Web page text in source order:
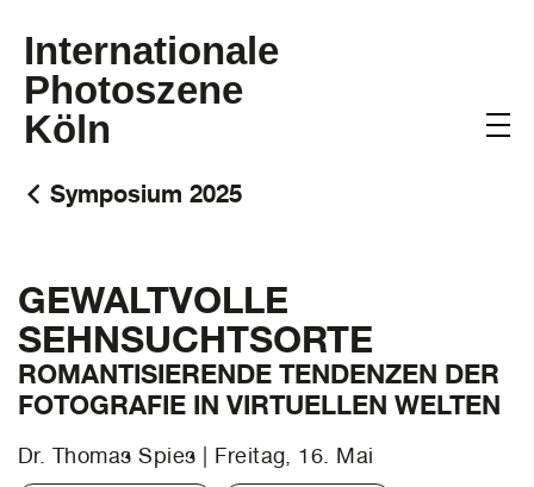
Internationale
Photoszene
Köln
Symposium 2025
GEWALTVOLLE
SEHNSUCHTSORTE
ROMANTISIERENDE TENDENZEN DER
FOTOGRAFIE IN VIRTUELLEN WELTEN
Dr. Thomas Spies | Freitag, 16. Mai